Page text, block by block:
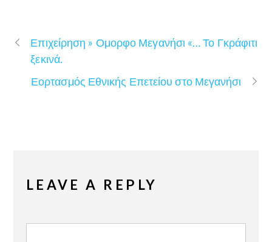
Επιχείρηση » Ομορφο Μεγανήσι «… Το Γκράφιτι
ξεκινά.
Εορτασμός Εθνικής Επετείου στο Μεγανήσι
LEAVE A REPLY